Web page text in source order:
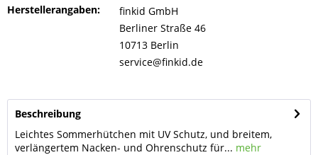
Herstellerangaben:
finkid GmbH
Berliner Straße 46
10713 Berlin
service@finkid.de
Beschreibung
Leichtes Sommerhütchen mit UV Schutz, und breitem,
verlängertem Nacken- und Ohrenschutz für... mehr